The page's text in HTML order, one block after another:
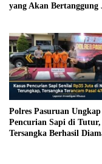
yang Akan Bertanggung
Polres Pasuruan Ungkap
Pencurian Sapi di
Tersangka Berhasil